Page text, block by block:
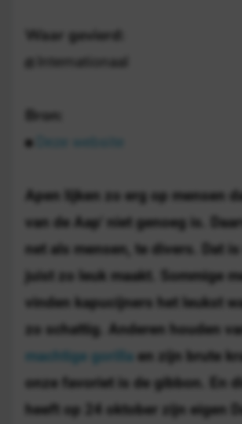
Waar gevierd:
Internationaal
Bron:
Apen lijken zo erg op mensen
van de Aap' niet genoeg is.
net als mensen, te divers. Dat
juist zo leuk maakt. Sommige
vinden kapucijners het leukst
zo schattig. Anderen houden
machtige gorilla en zijn brute
onze favoriet is de gibbon. En
heeft op 24 oktober zijn eigen